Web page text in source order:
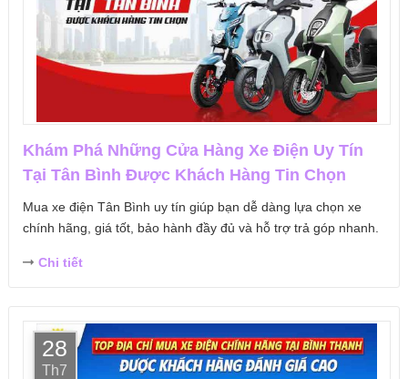
Khám Phá Những Cửa Hàng Xe Điện Uy Tín
Tại Tân Bình Được Khách Hàng Tin Chọn
Mua xe điện Tân Bình uy tín giúp bạn dễ dàng lựa chọn xe
chính hãng, giá tốt, bảo hành đầy đủ và hỗ trợ trả góp nhanh.
Chi tiết
28
Th7